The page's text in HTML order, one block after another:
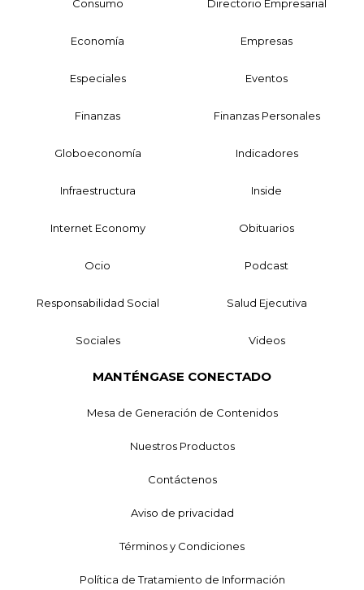
Consumo Directorio Empresarial
Economía Empresas
Especiales Eventos
Finanzas Finanzas Personales
Globoeconomía Indicadores
Infraestructura Inside
Internet Economy Obituarios
Ocio Podcast
Responsabilidad Social Salud Ejecutiva
Sociales Videos
MANTÉNGASE CONECTADO
Mesa de Generación de Contenidos
Nuestros Productos
Contáctenos
Aviso de privacidad
Términos y Condiciones
Política de Tratamiento de Información